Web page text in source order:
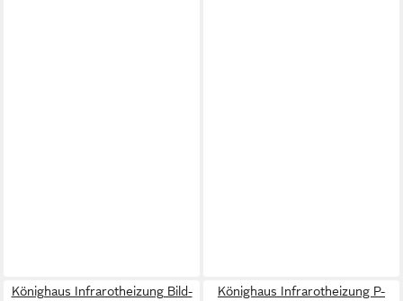
Könighaus Infrarotheizung Bild- Könighaus Infrarotheizung P-